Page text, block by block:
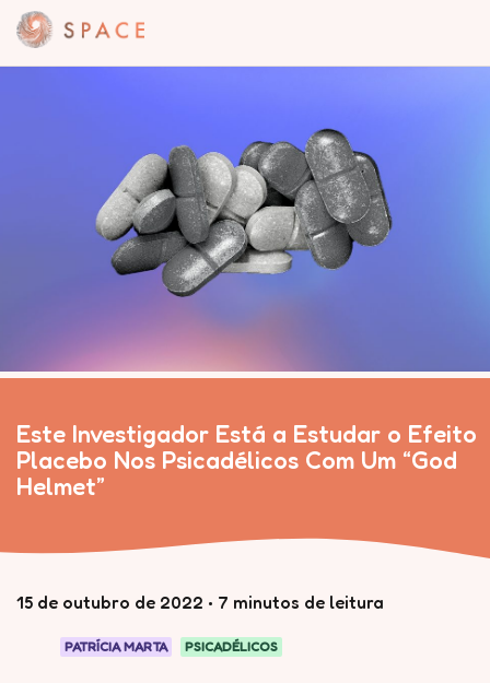
Este Investigador Está a Estudar o Efeito
Placebo Nos Psicadélicos Com Um “God
Helmet”
15 de outubro de 2022 • 7 minutos de leitura
PATRÍCIA MARTA PSICADÉLICOS